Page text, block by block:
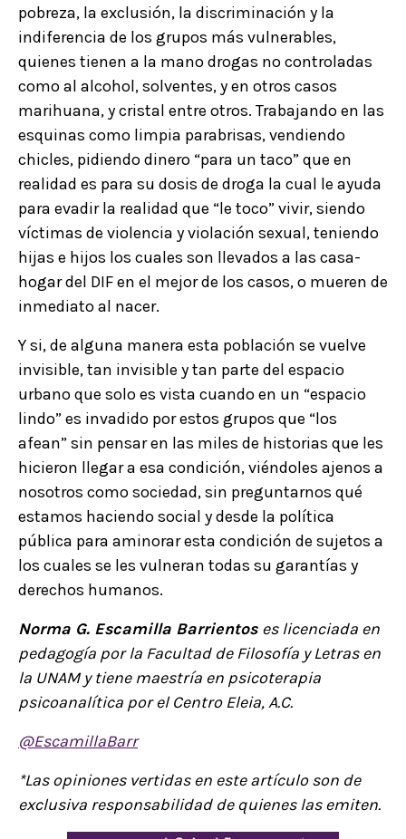
pobreza, la exclusión, la discriminación y la
indiferencia de los grupos más vulnerables,
quienes tienen a la mano drogas no controladas
como al alcohol, solventes, y en otros casos
marihuana, y cristal entre otros. Trabajando en las
esquinas como limpia parabrisas, vendiendo
chicles, pidiendo dinero “para un taco” que en
realidad es para su dosis de droga la cual le ayuda
para evadir la realidad que “le toco” vivir, siendo
víctimas de violencia y violación sexual, teniendo
hijas e hijos los cuales son llevados a las casa-
hogar del DIF en el mejor de los casos, o mueren de
inmediato al nacer.
Y si, de alguna manera esta población se vuelve
invisible, tan invisible y tan parte del espacio
urbano que solo es vista cuando en un “espacio
lindo” es invadido por estos grupos que “los
afean” sin pensar en las miles de historias que les
hicieron llegar a esa condición, viéndoles ajenos a
nosotros como sociedad, sin preguntarnos qué
estamos haciendo social y desde la política
pública para aminorar esta condición de sujetos a
los cuales se les vulneran todas su garantías y
derechos humanos.
Norma G. Escamilla Barrientos es licenciada en
pedagogía por la Facultad de Filosofía y Letras en
la UNAM y tiene maestría en psicoterapia
psicoanalítica por el Centro Eleia, A.C.
@EscamillaBarr
*Las opiniones vertidas en este artículo son de
exclusiva responsabilidad de quienes las emiten.